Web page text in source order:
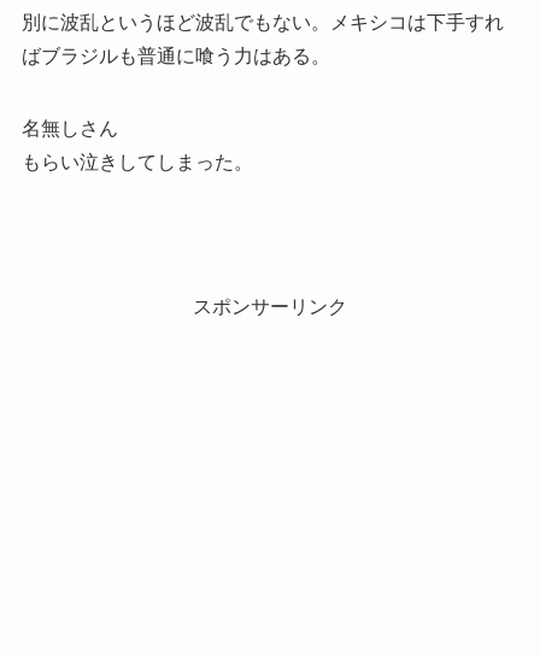
別に波乱というほど波乱でもない。メキシコは下手すれ
ばブラジルも普通に喰う力はある。
名無しさん
もらい泣きしてしまった。
スポンサーリンク